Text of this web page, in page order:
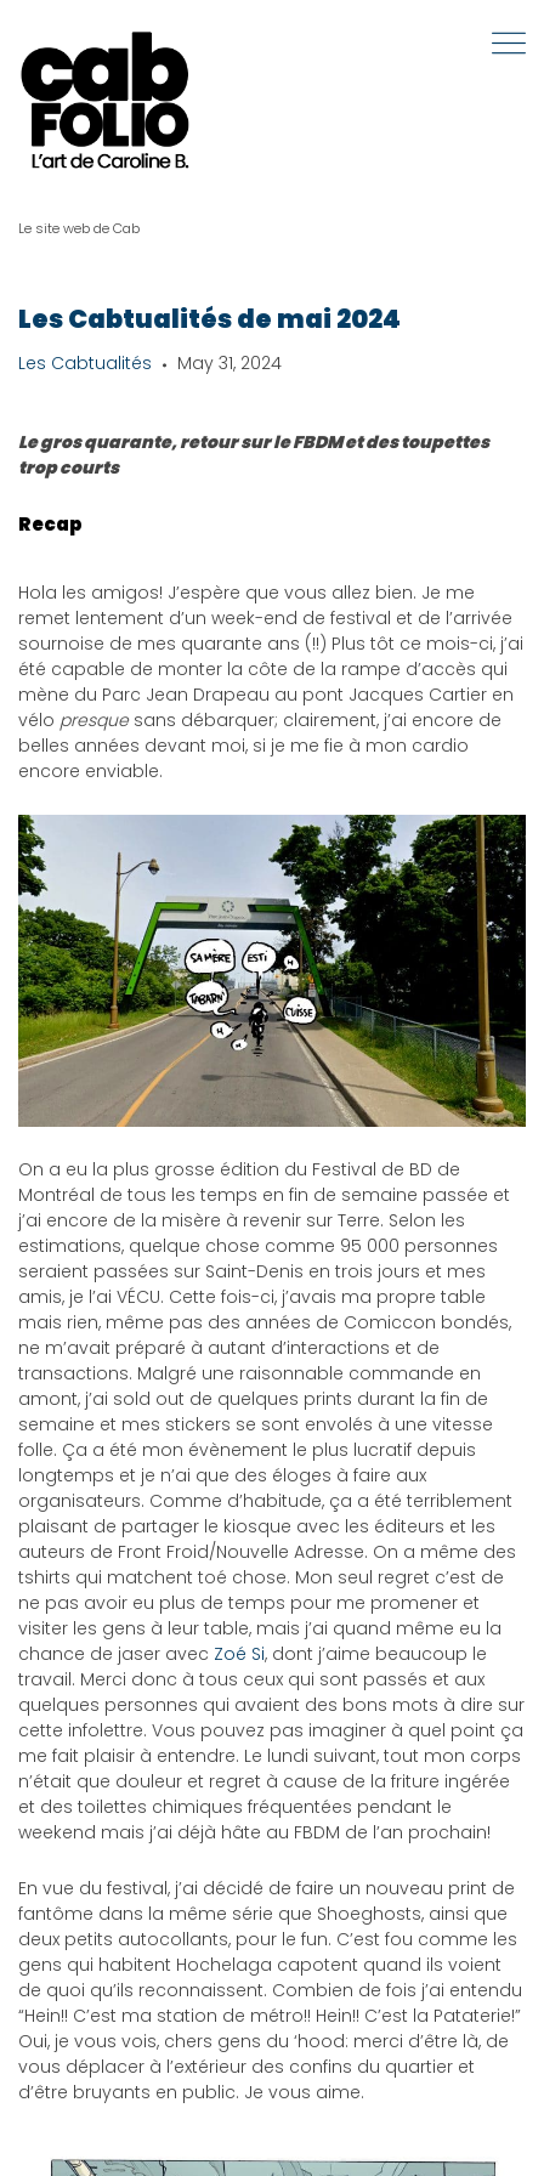
Le site web de Cab
Les Cabtualités de mai 2024
Les Cabtualités May 31, 2024
Le gros quarante, retour sur le FBDM et des toupettes
trop courts
Recap
Hola les amigos! J’espère que vous allez bien. Je me
remet lentement d’un week-end de festival et de l’arrivée
sournoise de mes quarante ans (!!) Plus tôt ce mois-ci, j’ai
été capable de monter la côte de la rampe d’accès qui
mène du Parc Jean Drapeau au pont Jacques Cartier en
vélo presque sans débarquer; clairement, j’ai encore de
belles années devant moi, si je me fie à mon cardio
encore enviable.
On a eu la plus grosse édition du Festival de BD de
Montréal de tous les temps en fin de semaine passée et
j’ai encore de la misère à revenir sur Terre. Selon les
estimations, quelque chose comme 95 000 personnes
seraient passées sur Saint-Denis en trois jours et mes
amis, je l’ai VÉCU. Cette fois-ci, j’avais ma propre table
mais rien, même pas des années de Comiccon bondés,
ne m’avait préparé à autant d’interactions et de
transactions. Malgré une raisonnable commande en
amont, j’ai sold out de quelques prints durant la fin de
semaine et mes stickers se sont envolés à une vitesse
folle. Ça a été mon évènement le plus lucratif depuis
longtemps et je n’ai que des éloges à faire aux
organisateurs. Comme d’habitude, ça a été terriblement
plaisant de partager le kiosque avec les éditeurs et les
auteurs de Front Froid/Nouvelle Adresse. On a même des
tshirts qui matchent toé chose. Mon seul regret c’est de
ne pas avoir eu plus de temps pour me promener et
visiter les gens à leur table, mais j’ai quand même eu la
chance de jaser avec Zoé Si, dont j’aime beaucoup le
travail. Merci donc à tous ceux qui sont passés et aux
quelques personnes qui avaient des bons mots à dire sur
cette infolettre. Vous pouvez pas imaginer à quel point ça
me fait plaisir à entendre. Le lundi suivant, tout mon corps
n’était que douleur et regret à cause de la friture ingérée
et des toilettes chimiques fréquentées pendant le
weekend mais j’ai déjà hâte au FBDM de l’an prochain!
En vue du festival, j’ai décidé de faire un nouveau print de
fantôme dans la même série que Shoeghosts, ainsi que
deux petits autocollants, pour le fun. C’est fou comme les
gens qui habitent Hochelaga capotent quand ils voient
de quoi qu’ils reconnaissent. Combien de fois j’ai entendu
“Hein!! C’est ma station de métro!! Hein!! C’est la Pataterie!”
Oui, je vous vois, chers gens du ‘hood: merci d’être là, de
vous déplacer à l’extérieur des confins du quartier et
d’être bruyants en public. Je vous aime.